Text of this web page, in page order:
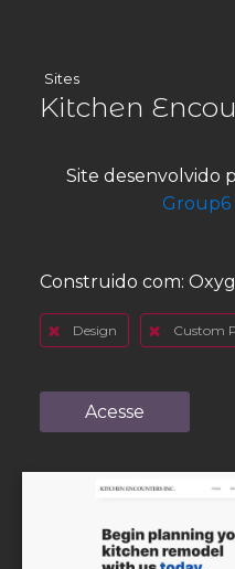
Sites
Kitchen
Site desenvolvido
Construido com:
Design Custom
Acesse